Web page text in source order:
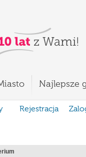
Najlepsze
Rejestracja